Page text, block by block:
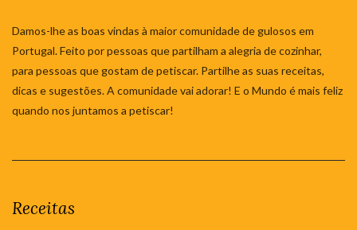
Damos-lhe as boas vindas à maior comunidade de gulosos em
Portugal. Feito por pessoas que partilham a alegria de cozinhar,
para pessoas que gostam de petiscar. Partilhe as suas receitas,
dicas e sugestões. A comunidade vai adorar! E o Mundo é mais feliz
quando nos juntamos a petiscar!
Receitas